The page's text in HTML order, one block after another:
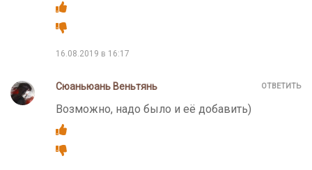
16.08.2019 в 16:17
Сюаньюань Веньтянь
Возможно, надо было и её добавить)
ОТВЕТИТЬ